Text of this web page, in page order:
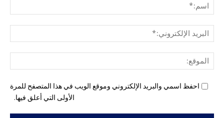
احفظ اسمي والبريد الإلكتروني وموقع الويب في هذا المتصفح للمرة
الأولى التي أعلق فيها.